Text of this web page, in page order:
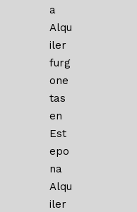
a
Alqu
iler
furg
one
tas
en
Est
epo
na
Alqu
iler